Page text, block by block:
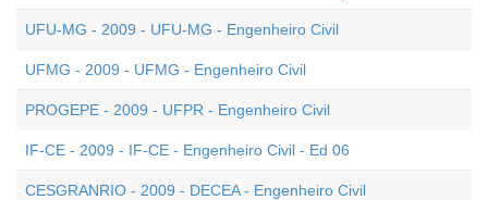
UFU-MG - 2009 - UFU-MG - Engenheiro Civil
UFMG - 2009 - UFMG - Engenheiro Civil
PROGEPE - 2009 - UFPR - Engenheiro Civil
IF-CE - 2009 - IF-CE - Engenheiro Civil - Ed 06
CESGRANRIO - 2009 - DECEA - Engenheiro Civil